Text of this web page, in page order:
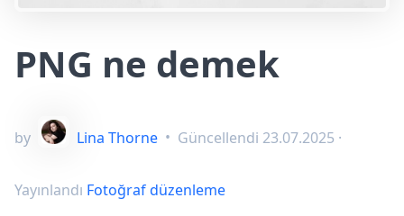
PNG ne demek
by Lina Thorne • Güncellendi 23.07.2025 ·
Yayınlandı Fotoğraf düzenleme